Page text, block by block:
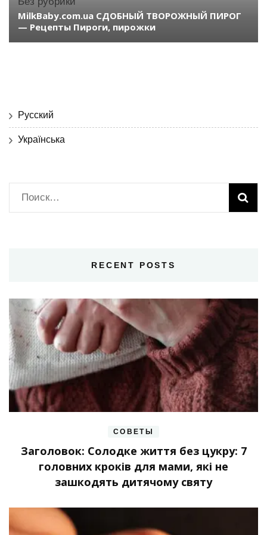
MilkBaby.com.ua СДОБНЫЙ ТВОРОЖНЫЙ ПИРОГ
— Рецепты Пироги, пирожки
Русский
Українська
Найти:
RECENT POSTS
СОВЕТЫ
Заголовок: Солодке життя без цукру: 7
головних кроків для мами, які не
зашкодять дитячому святу